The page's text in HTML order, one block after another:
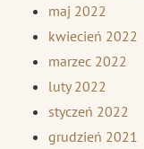
maj 2022
kwiecień 2022
marzec 2022
luty 2022
styczeń 2022
grudzień 2021